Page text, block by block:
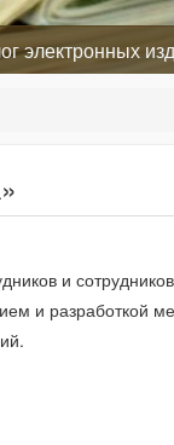
электронных
и
и разработкой